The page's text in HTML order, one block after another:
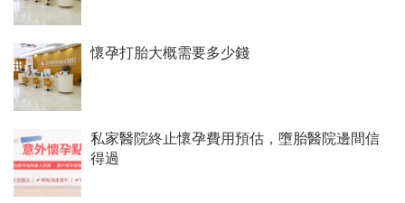
懷孕打胎大概需要多少錢
私家醫院終止懷孕費用預估，墮胎醫院邊間信
得過